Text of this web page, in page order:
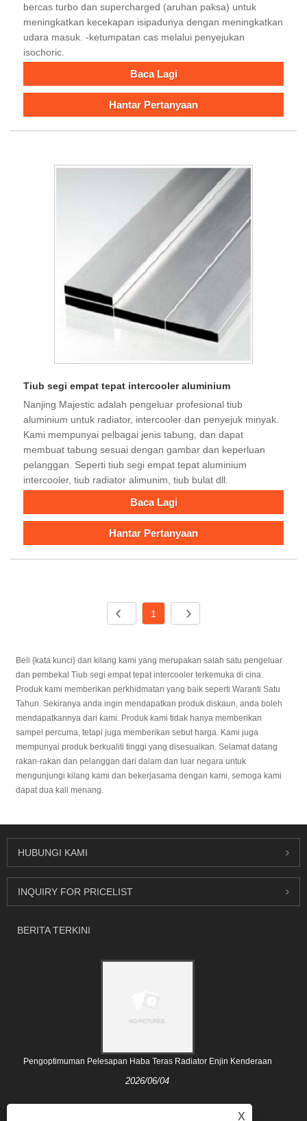
bercas turbo dan supercharged (aruhan paksa) untuk
meningkatkan kecekapan isipadunya dengan meningkatkan
udara masuk. -ketumpatan cas melalui penyejukan
isochoric.
Baca Lagi
Hantar Pertanyaan
Tiub segi empat tepat intercooler aluminium
Nanjing Majestic adalah pengeluar profesional tiub
aluminium untuk radiator, intercooler dan penyejuk minyak.
Kami mempunyai pelbagai jenis tabung, dan dapat
membuat tabung sesuai dengan gambar dan keperluan
pelanggan. Seperti tiub segi empat tepat aluminium
intercooler, tiub radiator alimunim, tiub bulat dll.
Baca Lagi
Hantar Pertanyaan
1
Beli {kata kunci} dari kilang kami yang merupakan salah satu pengeluar
dan pembekal Tiub segi empat tepat intercooler terkemuka di cina.
Produk kami memberikan perkhidmatan yang baik seperti Waranti Satu
Tahun. Sekiranya anda ingin mendapatkan produk diskaun, anda boleh
mendapatkannya dari kami. Produk kami tidak hanya memberikan
sampel percuma, tetapi juga memberikan sebut harga. Kami juga
mempunyai produk berkualiti tinggi yang disesuaikan. Selamat datang
rakan-rakan dan pelanggan dari dalam dan luar negara untuk
mengunjungi kilang kami dan bekerjasama dengan kami, semoga kami
dapat dua kali menang.
HUBUNGI KAMI
INQUIRY FOR PRICELIST
BERITA TERKINI
Pengoptimuman Pelesapan Haba Teras Radiator Enjin Kenderaan
2026/06/04
X